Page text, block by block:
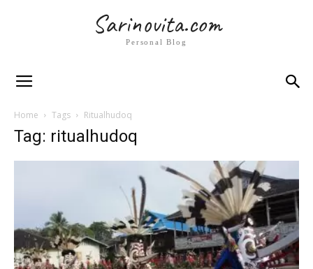
Sarinovita.com
Personal Blog
Home Tags Ritualhudoq
Tag: ritualhudoq